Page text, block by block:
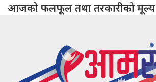
आजको फलफूल तथा तरकारीको मूल्य